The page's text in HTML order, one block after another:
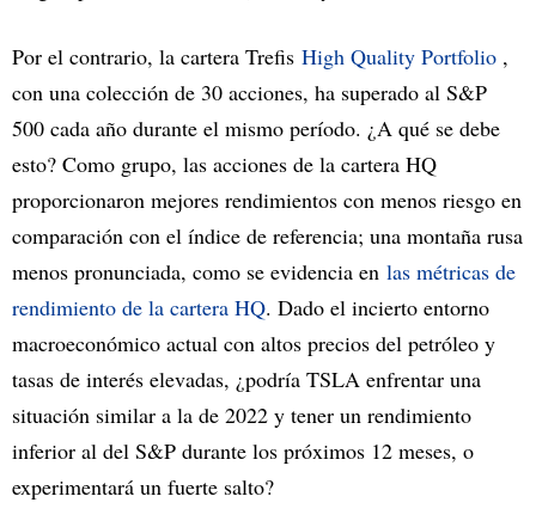
Por el contrario, la cartera Trefis High Quality Portfolio ,
con una colección de 30 acciones, ha superado al S&P
500 cada año durante el mismo período. ¿A qué se debe
esto? Como grupo, las acciones de la cartera HQ
proporcionaron mejores rendimientos con menos riesgo en
comparación con el índice de referencia; una montaña rusa
menos pronunciada, como se evidencia en las métricas de
rendimiento de la cartera HQ. Dado el incierto entorno
macroeconómico actual con altos precios del petróleo y
tasas de interés elevadas, ¿podría TSLA enfrentar una
situación similar a la de 2022 y tener un rendimiento
inferior al del S&P durante los próximos 12 meses, o
experimentará un fuerte salto?